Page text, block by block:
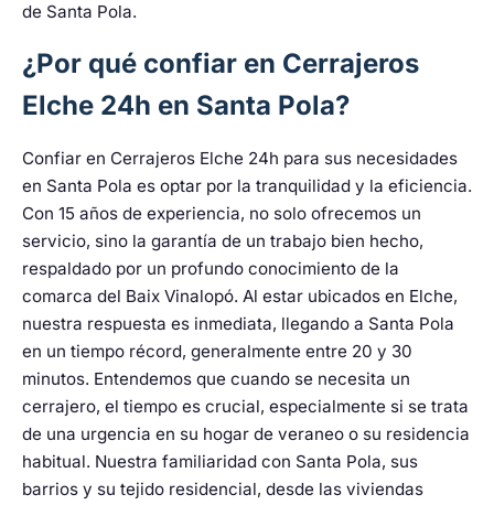
de Santa Pola.
¿Por qué confiar en Cerrajeros
Elche 24h en Santa Pola?
Confiar en Cerrajeros Elche 24h para sus necesidades
en Santa Pola es optar por la tranquilidad y la eficiencia.
Con 15 años de experiencia, no solo ofrecemos un
servicio, sino la garantía de un trabajo bien hecho,
respaldado por un profundo conocimiento de la
comarca del Baix Vinalopó. Al estar ubicados en Elche,
nuestra respuesta es inmediata, llegando a Santa Pola
en un tiempo récord, generalmente entre 20 y 30
minutos. Entendemos que cuando se necesita un
cerrajero, el tiempo es crucial, especialmente si se trata
de una urgencia en su hogar de veraneo o su residencia
habitual. Nuestra familiaridad con Santa Pola, sus
barrios y su tejido residencial, desde las viviendas